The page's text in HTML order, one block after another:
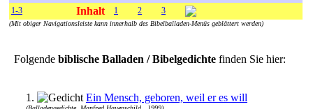
1-3 Inhalt 1 2 3
(Mit obiger Navigationsleiste kann innerhalb des Bibelballaden-Menüs geblättert werden)
Folgende biblische Balladen / Bibelgedichte finden Sie hier:
1. Ein Mensch, geboren, weil er es will